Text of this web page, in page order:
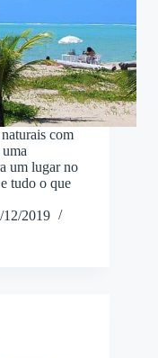
com
um lugar no
tudo o que
12/2019